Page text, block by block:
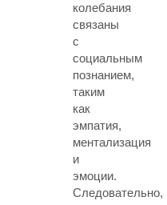
колебания
связаны
с
социальным
познанием,
таким
как
эмпатия,
ментализация
и
эмоции.
Следовательно,